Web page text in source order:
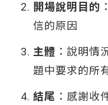
開場說明目的
信的原因
主體 ：說明情
題中要求的所
結尾 ：感謝收